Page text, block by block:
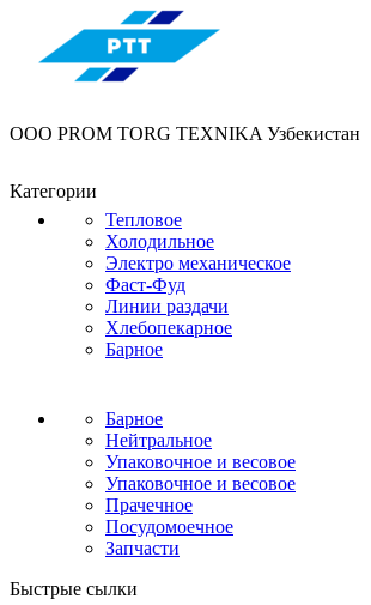
OOO PROM TORG TEXNIKA Узбекистан
Категории
Тепловое
Холодильное
Электро механическое
Фаст-Фуд
Линии раздачи
Хлебопекарное
Барное
Барное
Нейтральное
Упаковочное и весовое
Упаковочное и весовое
Прачечное
Посудомоечное
Запчасти
Быстрые сылки